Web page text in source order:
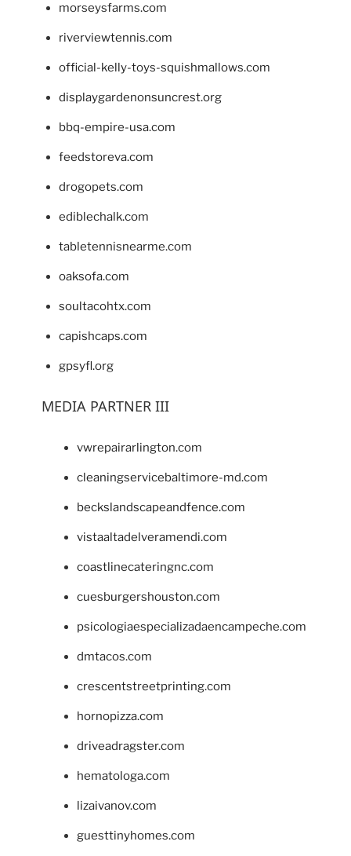
morseysfarms.com
riverviewtennis.com
official-kelly-toys-squishmallows.com
displaygardenonsuncrest.org
bbq-empire-usa.com
feedstoreva.com
drogopets.com
ediblechalk.com
tabletennisnearme.com
oaksofa.com
soultacohtx.com
capishcaps.com
gpsyfl.org
MEDIA PARTNER III
vwrepairarlington.com
cleaningservicebaltimore-md.com
beckslandscapeandfence.com
vistaaltadelveramendi.com
coastlinecateringnc.com
cuesburgershouston.com
psicologiaespecializadaencampeche.com
dmtacos.com
crescentstreetprinting.com
hornopizza.com
driveadragster.com
hematologa.com
lizaivanov.com
guesttinyhomes.com